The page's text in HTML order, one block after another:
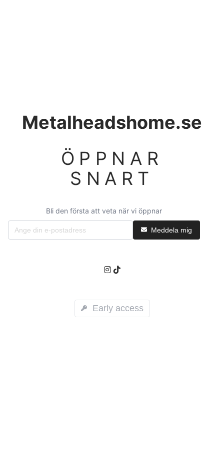
Metalheadshome.se
ÖPPNAR
SNART
Bli den första att veta när vi öppnar
Meddela mig
Early access